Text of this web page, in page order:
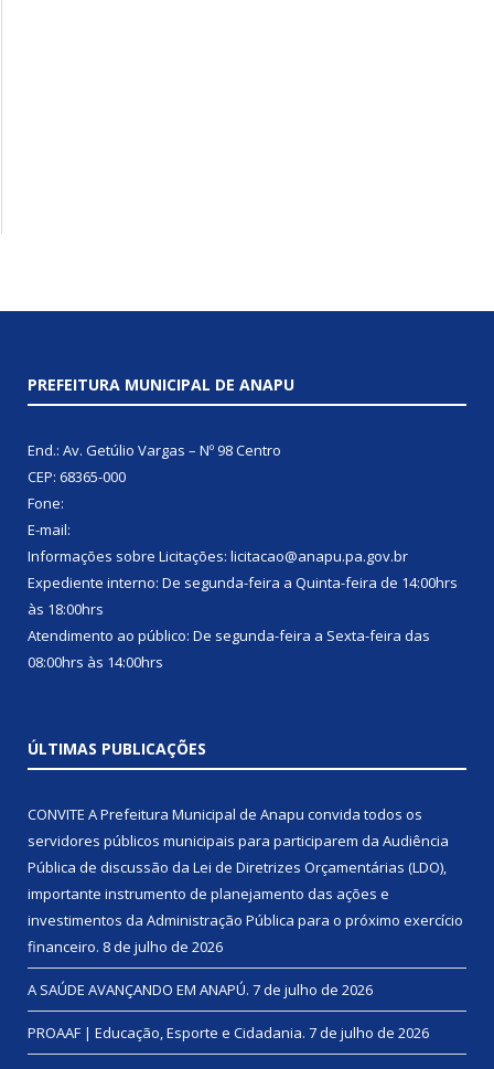
PREFEITURA MUNICIPAL DE ANAPU
End.: Av. Getúlio Vargas – Nº 98 Centro
CEP: 68365-000
Fone:
E-mail:
Informações sobre Licitações: licitacao@anapu.pa.gov.br
Expediente interno: De segunda-feira a Quinta-feira de 14:00hrs
às 18:00hrs
Atendimento ao público: De segunda-feira a Sexta-feira das
08:00hrs às 14:00hrs
ÚLTIMAS PUBLICAÇÕES
CONVITE A Prefeitura Municipal de Anapu convida todos os
servidores públicos municipais para participarem da Audiência
Pública de discussão da Lei de Diretrizes Orçamentárias (LDO),
importante instrumento de planejamento das ações e
investimentos da Administração Pública para o próximo exercício
financeiro. 8 de julho de 2026
A SAÚDE AVANÇANDO EM ANAPÚ. 7 de julho de 2026
PROAAF | Educação, Esporte e Cidadania. 7 de julho de 2026